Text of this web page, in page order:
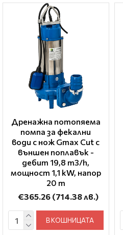
Дренажна потопяема
помпа за фекални
води с нож Gmax Cut с
външен поплавък -
дебит 19,8 m3/h,
мощност 1,1 kW, напор
20 m
€365.26 (714.38 лв.)
В КОШНИЦАТА